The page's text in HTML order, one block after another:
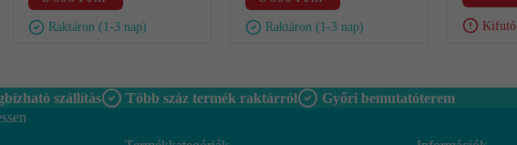
Raktáron (1-3 nap) Raktáron (1-3 nap) Kifutó
szállítás Több száz termék raktárról
Győri bemutatóterem